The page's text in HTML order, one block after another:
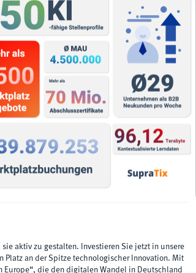
aktiv zu gestalten. Investieren Sie jetzt in unsere
Platz an der Spitze technologischer Innovation. Mit
Europe“, die den digitalen Wandel in Deutschland